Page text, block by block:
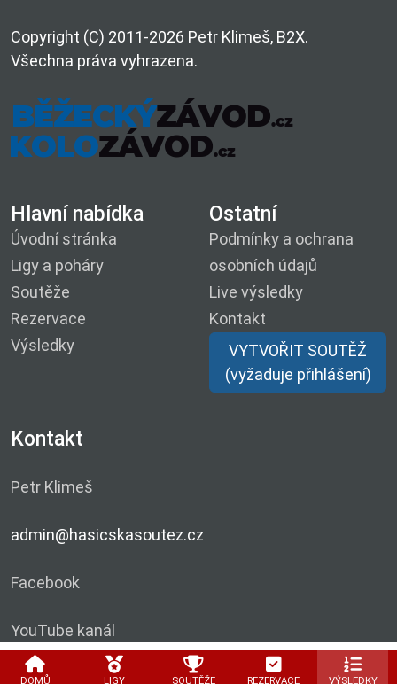
DOMŮ LIGY SOUTĚŽE REZERVACE VÝSLEDKY
Copyright (C) 2011-2026 Petr Klimeš, B2X.
Všechna práva vyhrazena.
Hlavní nabídka
Úvodní stránka
Ligy a poháry
Soutěže
Rezervace
Výsledky
Ostatní
Podmínky a ochrana
osobních údajů
Live výsledky
Kontakt
VYTVOŘIT SOUTĚŽ
(vyžaduje přihlášení)
Kontakt
Petr Klimeš
admin@hasicskasoutez.cz
Facebook
YouTube kanál